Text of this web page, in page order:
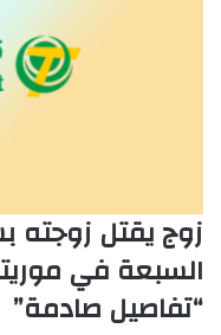
زوج يقتل زوجته
السبعة في
“تفاصيل صادمة”